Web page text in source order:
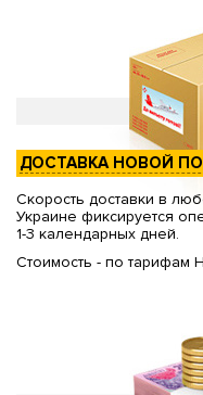
ДОСТАВКА НОВОЙ
Скорость доставки в
Украине фиксируется
1-3 календарных дней.
Стоимость - по тарифам